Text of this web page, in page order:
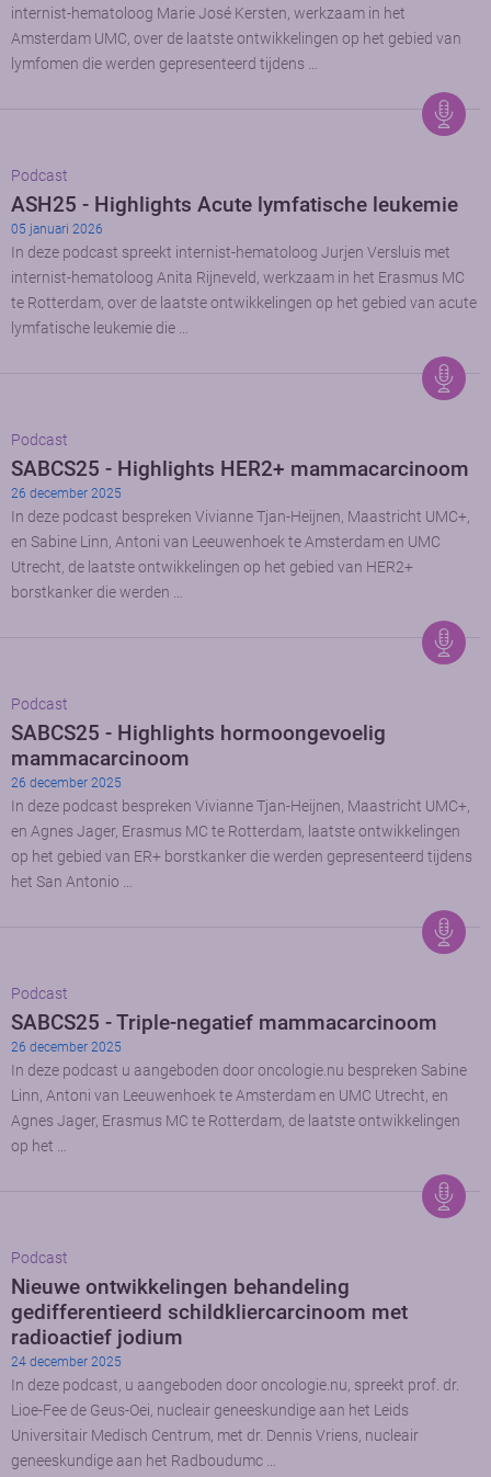
internist-hematoloog Marie José Kersten, werkzaam in het
Amsterdam UMC, over de laatste ontwikkelingen op het gebied van
lymfomen die werden gepresenteerd tijdens …
Podcast
ASH25 - Highlights Acute lymfatische leukemie
05 januari 2026
In deze podcast spreekt internist-hematoloog Jurjen Versluis met
internist-hematoloog Anita Rijneveld, werkzaam in het Erasmus MC
te Rotterdam, over de laatste ontwikkelingen op het gebied van acute
lymfatische leukemie die …
Podcast
SABCS25 - Highlights HER2+ mammacarcinoom
26 december 2025
In deze podcast bespreken Vivianne Tjan-Heijnen, Maastricht UMC+,
en Sabine Linn, Antoni van Leeuwenhoek te Amsterdam en UMC
Utrecht, de laatste ontwikkelingen op het gebied van HER2+
borstkanker die werden …
Podcast
SABCS25 - Highlights hormoongevoelig
mammacarcinoom
26 december 2025
In deze podcast bespreken Vivianne Tjan-Heijnen, Maastricht UMC+,
en Agnes Jager, Erasmus MC te Rotterdam, laatste ontwikkelingen
op het gebied van ER+ borstkanker die werden gepresenteerd tijdens
het San Antonio …
Podcast
SABCS25 - Triple-negatief mammacarcinoom
26 december 2025
In deze podcast u aangeboden door oncologie.nu bespreken Sabine
Linn, Antoni van Leeuwenhoek te Amsterdam en UMC Utrecht, en
Agnes Jager, Erasmus MC te Rotterdam, de laatste ontwikkelingen
op het …
Podcast
Nieuwe ontwikkelingen behandeling
gedifferentieerd schildkliercarcinoom met
radioactief jodium
24 december 2025
In deze podcast, u aangeboden door oncologie.nu, spreekt prof. dr.
Lioe-Fee de Geus-Oei, nucleair geneeskundige aan het Leids
Universitair Medisch Centrum, met dr. Dennis Vriens, nucleair
geneeskundige aan het Radboudumc …